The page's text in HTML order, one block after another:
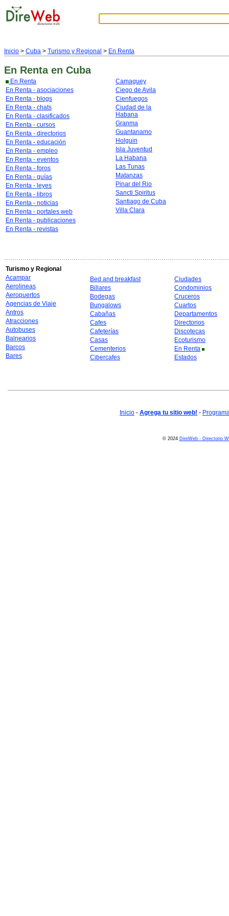
Inicio > Cuba > Turismo y Regional > En Renta
En Renta en Cuba
En Renta
En Renta - asociaciones
En Renta - blogs
En Renta - chats
En Renta - clasificados
En Renta - cursos
En Renta - directorios
En Renta - educación
En Renta - empleo
En Renta - eventos
En Renta - foros
En Renta - guías
En Renta - leyes
En Renta - libros
En Renta - noticias
En Renta - portales web
En Renta - publicaciones
En Renta - revistas
Camaguey
Ciego de Avila
Cienfuegos
Ciudad de la
Habana
Granma
Guantanamo
Holguin
Isla Juventud
La Habana
Las Tunas
Matanzas
Pinar del Rio
Sancti Spiritus
Santiago de Cuba
Villa Clara
Turismo y Regional
Acampar
Aerolineas
Aeropuertos
Agencias de Viaje
Antros
Atracciones
Autobuses
Balnearios
Barcos
Bares
Bed and breakfast
Billares
Bodegas
Bungalows
Cabañas
Cafes
Cafeterías
Casas
Cementerios
Cibercafes
Ciudades
Condominios
Cruceros
Cuartos
Departamentos
Directorios
Discotecas
Ecoturismo
En Renta
Estados
Inicio - Agrega tu sitio web! -
© 2024 DireWeb - Directorio